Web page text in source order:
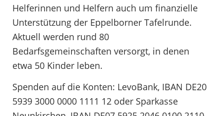
Helferinnen und Helfern auch um finanzielle
Unterstützung der Eppelborner Tafelrunde.
Aktuell werden rund 80
Bedarfsgemeinschaften versorgt, in denen
etwa 50 Kinder leben.
Spenden auf die Konten: LevoBank, IBAN DE20
5939 3000 0000 1111 12 oder Sparkasse